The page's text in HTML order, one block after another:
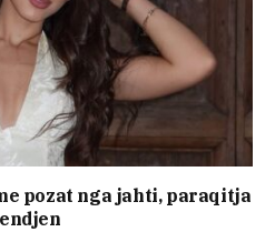
pozat nga jahti, paraqitja